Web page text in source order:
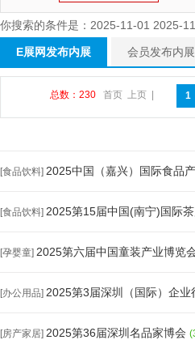
你搜索的条件是：2025-11-01 2025-
E展网发布内展 会员发布内展
总数：230 首页 上页 1
[食品饮料] 2025中国（嘉兴）国际食品
[食品饮料] 2025第15届中国(南宁)国际
[孕婴童] 2025第六届中国童装产业博览
[办公用品] 2025第3届深圳（国际）企业
[房产家居] 2025第36届深圳名品家博会